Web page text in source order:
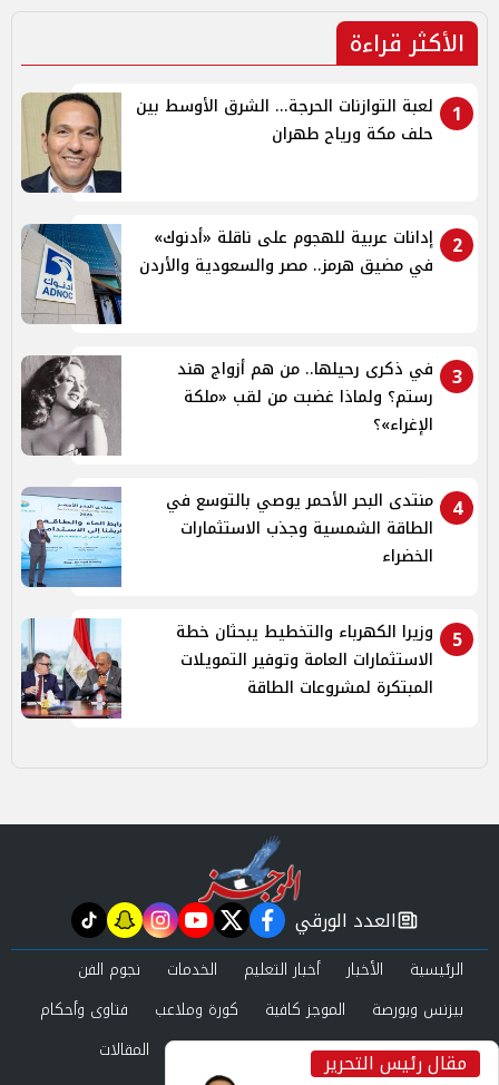
الأكثر قراءة
1
لعبة التوازنات الحرجة... الشرق الأوسط بين
حلف مكة ورياح طهران
2
إدانات عربية للهجوم على ناقلة «أدنوك»
في مضيق هرمز.. مصر والسعودية والأردن
3
في ذكرى رحيلها.. من هم أزواج هند
رستم؟ ولماذا غضبت من لقب «ملكة
الإغراء»؟
4
منتدى البحر الأحمر يوصي بالتوسع في
الطاقة الشمسية وجذب الاستثمارات
الخضراء
5
وزيرا الكهرباء والتخطيط يبحثان خطة
الاستثمارات العامة وتوفير التمويلات
المبتكرة لمشروعات الطاقة
مقال رئيس التحرير
newspaper
العدد الورقي facebook
twitter
youtube
instagram
snapchat
tiktok
الرئيسية الأخبار أخبار التعليم الخدمات
نجوم الفن
بيزنس وبورصة
الموجز كافية كورة وملاعب
فتاوى وأحكام
صحة وجمال
عرب وعالم حوادث ومحاكم
المقالات